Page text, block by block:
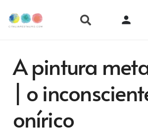
person
A pintura
| o
onírico